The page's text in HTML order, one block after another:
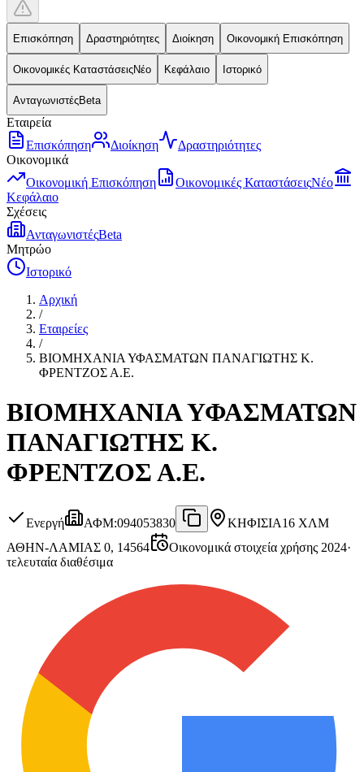
Επισκόπηση Δραστηριότητες Διοίκηση Οικονομική Επισκόπηση
Οικονομικές ΚαταστάσειςΝέο Κεφάλαιο Ιστορικό
ΑνταγωνιστέςBeta
Εταιρεία
Επισκόπηση
Διοίκηση
Δραστηριότητες
Οικονομικά
Οικονομική Επισκόπηση
Οικονομικές ΚαταστάσειςΝέο
Κεφάλαιο
Σχέσεις
ΑνταγωνιστέςBeta
Μητρώο
Ιστορικό
Αρχική
/
Εταιρείες
/
ΒΙΟΜΗΧΑΝΙΑ ΥΦΑΣΜΑΤΩΝ ΠΑΝΑΓΙΩΤΗΣ Κ.
ΦΡΕΝΤΖΟΣ Α.Ε.
ΒΙΟΜΗΧΑΝΙΑ ΥΦΑΣΜΑΤΩΝ
ΠΑΝΑΓΙΩΤΗΣ Κ.
ΦΡΕΝΤΖΟΣ Α.Ε.
Ενεργή ΑΦΜ:094053830 ΚΗΦΙΣΙΑ16 ΧΛΜ
ΑΘΗΝ-ΛΑΜΙΑΣ 0, 14564
Οικονομικά στοιχεία χρήσης 2024·
τελευταία διαθέσιμα